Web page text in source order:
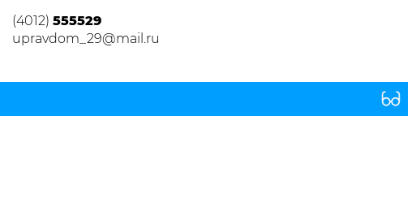
(4012) 555529
upravdom_29@mail.ru